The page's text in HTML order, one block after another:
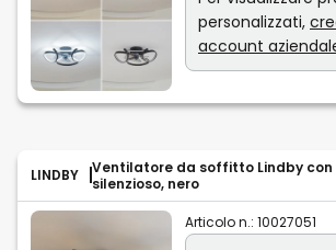
personalizzati,
account
LINDBY
Ventilatore da soffitto Lindby con
silenzioso, nero
Articolo n.: 10027051